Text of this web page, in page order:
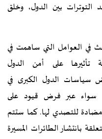
التوترات بين الدول، وخلق
في العوامل التي ساهمت في
تأثيرها على أمن الدول
سياسات الدول الكبرى في
سواء عبر فرض قيود على
للتصدي لها. كما ستتم
بانتشار الطائرات المسيرة